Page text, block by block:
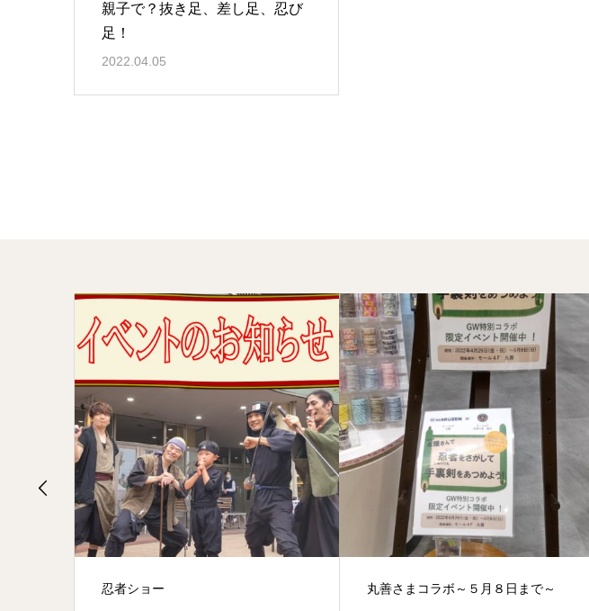
親子で？抜き足、差し足、忍び
足！
2022.04.05
忍者ショー 丸善さまコラボ～５月８日まで～